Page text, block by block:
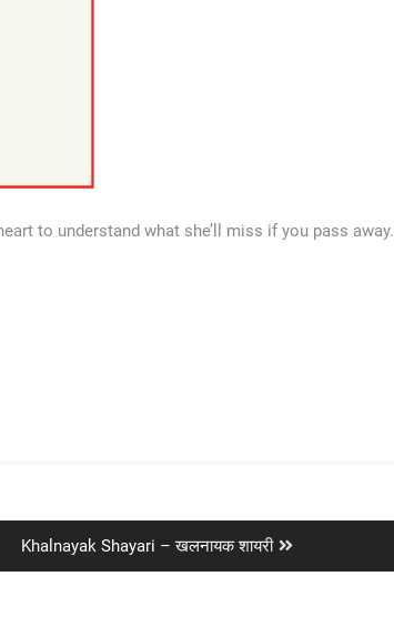
to understand what she’ll miss if you pass away.
Next
post:
Khalnayak Shayari – खलनायक शायरी